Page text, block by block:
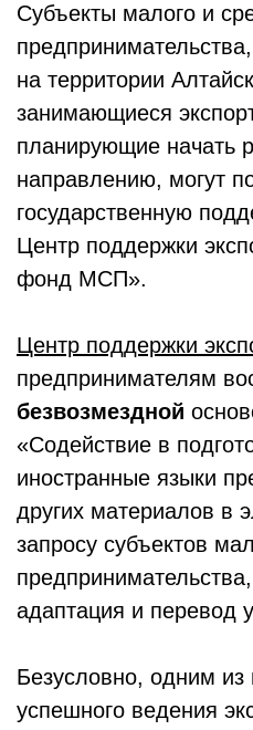
Субъекты малого и
на территории
занимающиеся
планирующие начать
направлению, могут
государственную
Центр поддержки
фонд МСП».
Центр поддержки
предпринимателям
безвозмездной
«Содействие в
иностранные языки
других материалов в
запросу субъектов
адаптация и перевод
Безусловно, одним
успешного ведения